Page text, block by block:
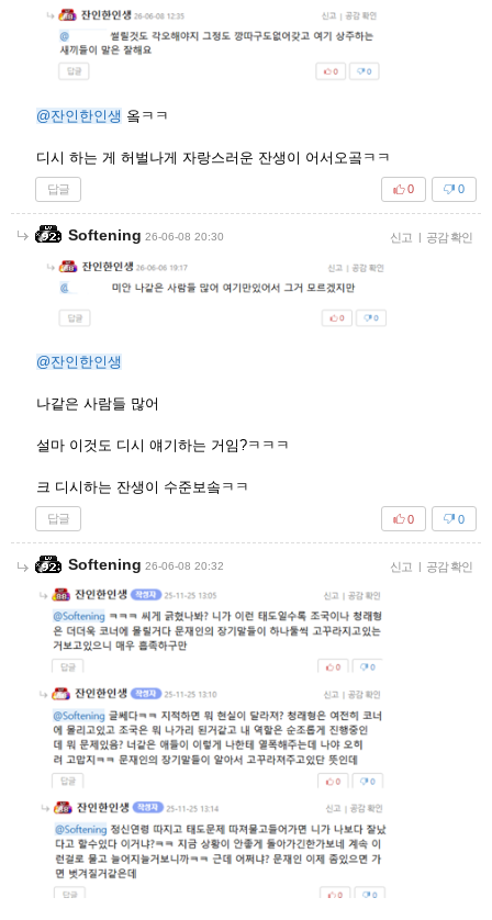
@잔인한인생 옼ㅋㅋ
디시 하는 게 허벌나게 자랑스러운 잔생이 어서오곸ㅋㅋ
답글 0
0
Softening 26-06-08 20:30 신고 | 공감 확인
@잔인한인생
나같은 사람들 많어
설마 이것도 디시 얘기하는 거임?ㅋㅋㅋ
크 디시하는 잔생이 수준보솤ㅋㅋ
답글 0
0
Softening 26-06-08 20:32 신고 | 공감 확인